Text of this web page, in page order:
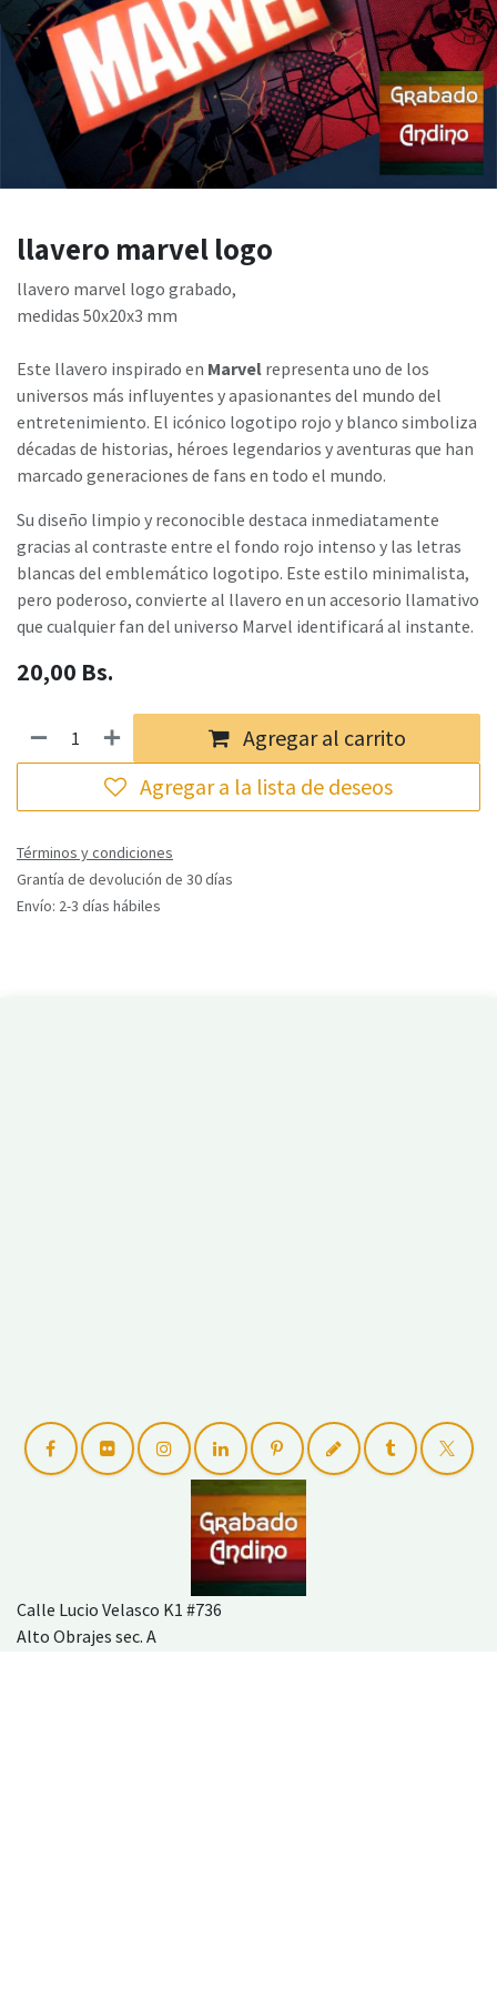
llavero marvel logo
llavero marvel logo grabado,
medidas 50x20x3 mm
Este llavero inspirado en Marvel representa uno de los
universos más influyentes y apasionantes del mundo del
entretenimiento. El icónico logotipo rojo y blanco simboliza
décadas de historias, héroes legendarios y aventuras que han
marcado generaciones de fans en todo el mundo.
Su diseño limpio y reconocible destaca inmediatamente
gracias al contraste entre el fondo rojo intenso y las letras
blancas del emblemático logotipo. Este estilo minimalista,
pero poderoso, convierte al llavero en un accesorio llamativo
que cualquier fan del universo Marvel identificará al instante.
20,00 Bs.
Agregar al carrito
Agregar a la lista de deseos
Términos y condiciones
Grantía de devolución de 30 días
Envío: 2-3 días hábiles
Calle Lucio Velasco K1 #736
Alto Obrajes sec. A